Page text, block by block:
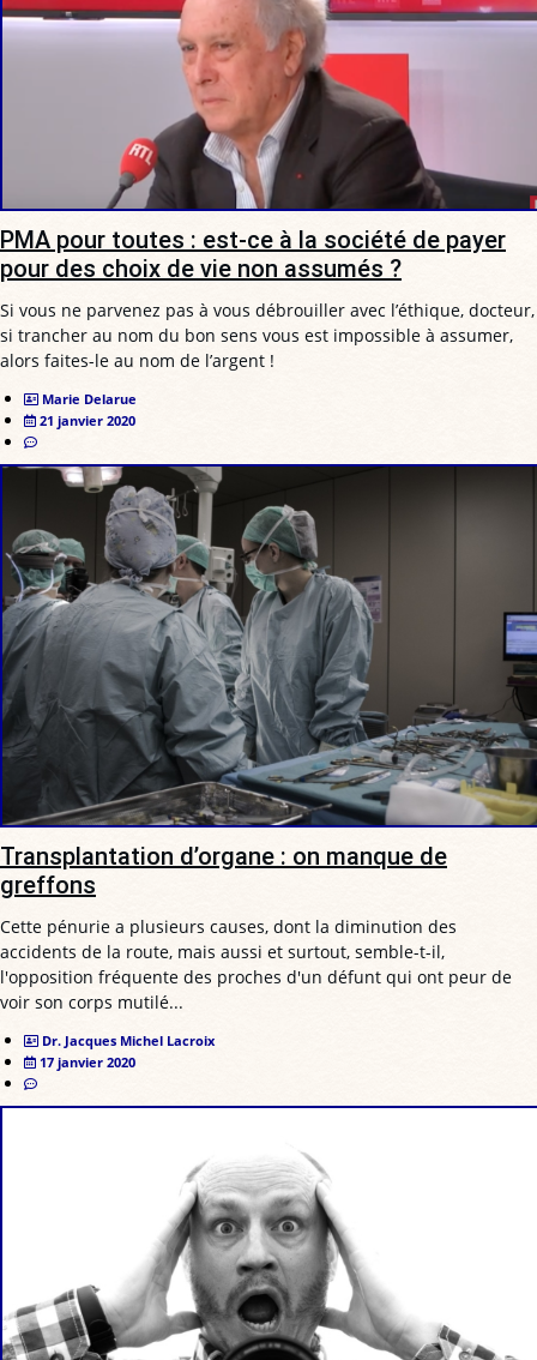
PMA pour toutes : est-ce à la société de payer
pour des choix de vie non assumés ?
Si vous ne parvenez pas à vous débrouiller avec l’éthique, docteur,
si trancher au nom du bon sens vous est impossible à assumer,
alors faites-le au nom de l’argent !
Marie Delarue
21 janvier 2020
Transplantation d’organe : on manque de
greffons
Cette pénurie a plusieurs causes, dont la diminution des
accidents de la route, mais aussi et surtout, semble-t-il,
l'opposition fréquente des proches d'un défunt qui ont peur de
voir son corps mutilé...
Dr. Jacques Michel Lacroix
17 janvier 2020